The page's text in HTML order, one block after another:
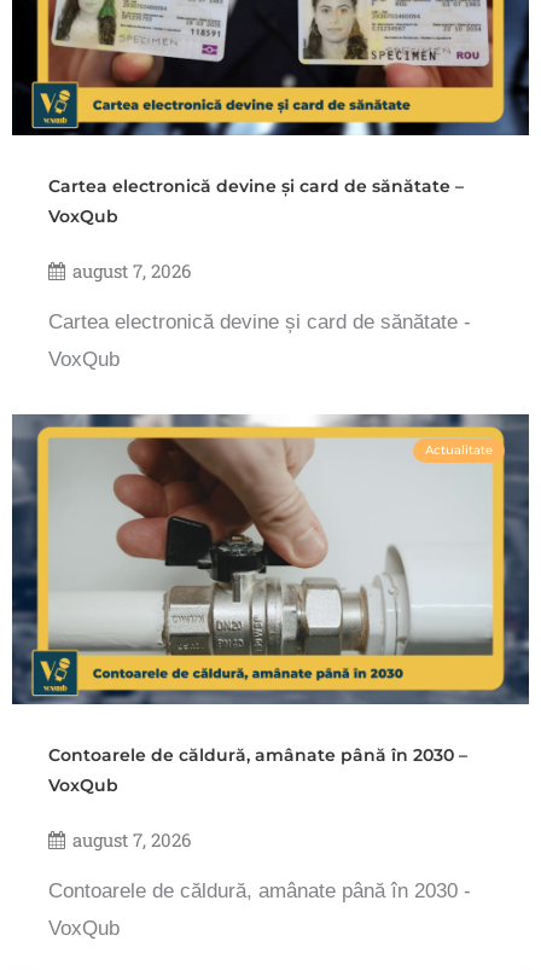
Cartea electronică devine și card de sănătate –
VoxQub
august 7, 2026
Cartea electronică devine și card de sănătate -
VoxQub
Actualitate
Contoarele de căldură, amânate până în 2030 –
VoxQub
august 7, 2026
Contoarele de căldură, amânate până în 2030 -
VoxQub